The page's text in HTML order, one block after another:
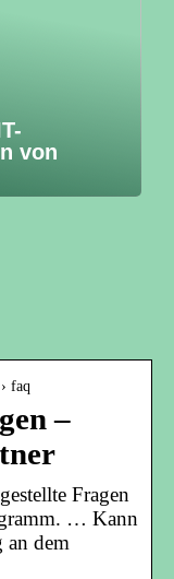
von
faq
–
Fragen
… Kann
dem